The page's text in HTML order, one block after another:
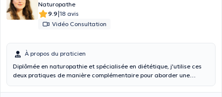
Naturopathe
9.9|18 avis
Vidéo Consultation
À propos du praticien
Diplômée en naturopathie et spécialisée en diététique, j'utilise ces
deux pratiques de manière complémentaire pour aborder une
traditionnelle occidentale naturelle reconnue par l'OMS, et de la